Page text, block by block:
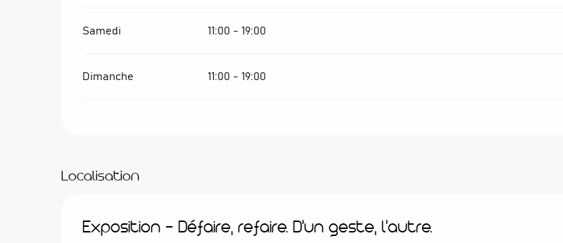
Samedi 11:00 - 19:00
Dimanche 11:00 - 19:00
Localisation
Exposition - Défaire, refaire. D'un geste, l'autre.